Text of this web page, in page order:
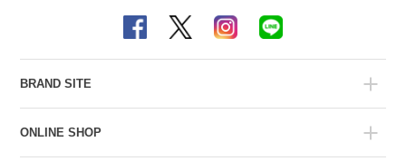
BRAND SITE
ONLINE SHOP